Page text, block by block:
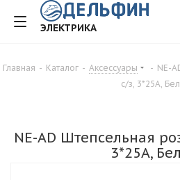
ЭЛЕКТРИКА
Главная - Каталог - Аксессуары - NE-
с/з, 3*25А,
NE-AD Штепсельная
3*25А,